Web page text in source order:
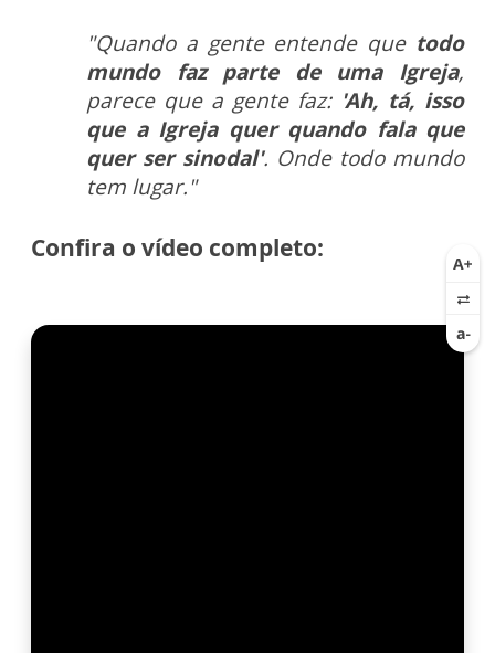
"Quando a gente entende que todo
mundo faz parte de uma Igreja,
parece que a gente faz: 'Ah, tá, isso
que a Igreja quer quando fala que
quer ser sinodal'. Onde todo mundo
tem lugar."
Confira o vídeo completo: